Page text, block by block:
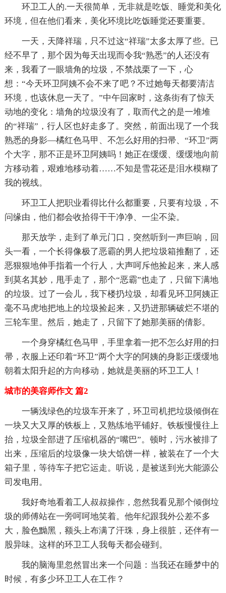
环卫工人的.一天很简单，无非就是吃饭、睡觉和美化
环境，但在他们看来，美化环境比吃饭睡觉还要重要。
一天，天降祥瑞，只不过这“祥瑞”太多太厚了些。已
经不早了，那个因为每天出现而令我“熟悉”的人还没有
来，我看了一眼墙角的垃圾，不禁战栗了一下，心
想：“今天环卫阿姨不会不来了吧？不过她每天都要清洁
环境，也该休息一天了。”中午回家时，这条街有了惊天
动地的变化：墙角的垃圾没有了，取而代之的是一堆堆
的“祥瑞”，行人区也好走多了。突然，前面出现了一个我
熟悉的身影—橘红色马甲、不怎么好用的扫帚、“环卫”两
个大字，那不正是环卫阿姨吗！她正在缓缓、缓缓地向前
方移动着，艰难地移动着……不知是雪花还是泪水模糊了
我的视线。
环卫工人把职业看得比什么都重要，只要有垃圾，不
问缘由，他们都会收拾得干干净净、一尘不染。
那天放学，走到了单元门口，突然听到一声巨响，回
头一看，一个长得像极了恶霸的男人把垃圾箱推翻了，还
恶狠狠地伸手指着一个行人，大声呵斥他捡起来，来人感
到莫名其妙，甩手走了，那个“恶霸”也走了，只留下满地
的垃圾。过了一会儿，我下楼扔垃圾，却看见环卫阿姨正
毫不马虎地把地上的垃圾捡起来，又扔进那辆破烂不堪的
三轮车里。然后，她走了，只留下了她那美丽的倩影。
一个身穿橘红色马甲，手里拿着一把不怎么好用的扫
帚，衣服上还印着“环卫”两个大字的阿姨的身影正缓缓地
朝着太阳升起的方向移动，她就是美丽的环卫工人！
城市的美容师作文 篇2
一辆浅绿色的垃圾车开来了，环卫司机把垃圾倾倒在
一块又大又厚的铁板上，又熟练地平铺好。铁板慢慢往上
抬，垃圾全部进了压缩机器的“嘴巴”。顿时，污水被排了
出来，压缩后的垃圾像一块大馅饼一样，被装在了一个大
箱子里，等待车子把它运走。听说，是被送到光大能源公
司发电用。
我好奇地看着工人叔叔操作，忽然我看见那个倾倒垃
圾的师傅站在一旁呵呵地笑着。他年纪跟我外公差不多
大，脸色黝黑，额头上布满了汗珠，身上很脏，还伴有一
股异味。这样的环卫工人我每天都会碰到。
我的脑海里忽然冒出来一个问题：当我还在睡梦中的
时候，有多少环卫工人在工作？